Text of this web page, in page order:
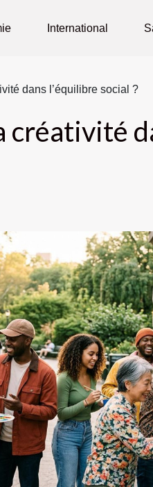
International
dans l’équilibre social ?
créativité